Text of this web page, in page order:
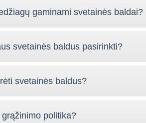
gaminami svetainės baldai?
svetainės baldus pasirinkti?
svetainės baldus?
politika?